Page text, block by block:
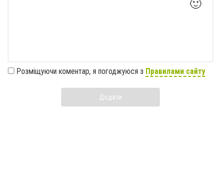
🙂
Розміщуючи коментар, я погоджуюся з Правилами сайту
Додати